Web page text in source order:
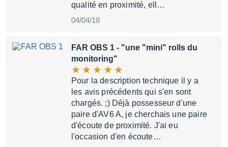
qualité en proximité, ell…
04/04/18
FAR OBS 1 - "une "mini" rolls du
monitoring"
Pour la description technique il y a
les avis précédents qui s'en sont
chargés. ;) Déjà possesseur d'une
paire d'AV6 A, je cherchais une paire
d'écoute de proximité. J'ai eu
l'occasion d'en écoute…